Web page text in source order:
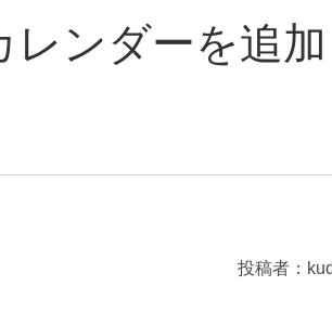
レンダーを追加
投稿者：